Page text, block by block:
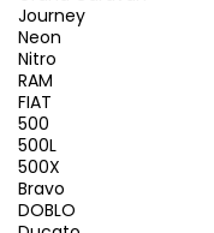
Journey
Neon
Nitro
RAM
FIAT
500
500L
500X
Bravo
DOBLO